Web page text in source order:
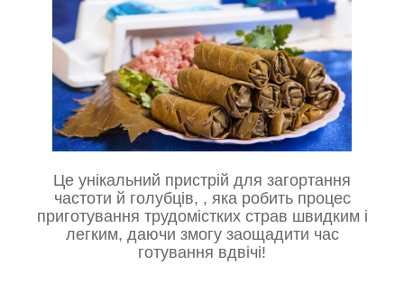
Це унікальний пристрій для загортання
частоти й голубців, , яка робить процес
приготування трудомістких страв швидким і
легким, даючи змогу заощадити час
готування вдвічі!